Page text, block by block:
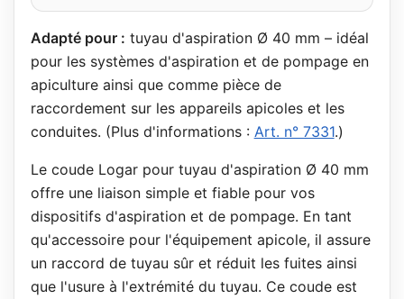
Adapté pour : tuyau d'aspiration Ø 40 mm – idéal
pour les systèmes d'aspiration et de pompage en
apiculture ainsi que comme pièce de
raccordement sur les appareils apicoles et les
conduites. (Plus d'informations : Art. n° 7331.)
Le coude Logar pour tuyau d'aspiration Ø 40 mm
offre une liaison simple et fiable pour vos
dispositifs d'aspiration et de pompage. En tant
qu'accessoire pour l'équipement apicole, il assure
un raccord de tuyau sûr et réduit les fuites ainsi
que l'usure à l'extrémité du tuyau. Ce coude est